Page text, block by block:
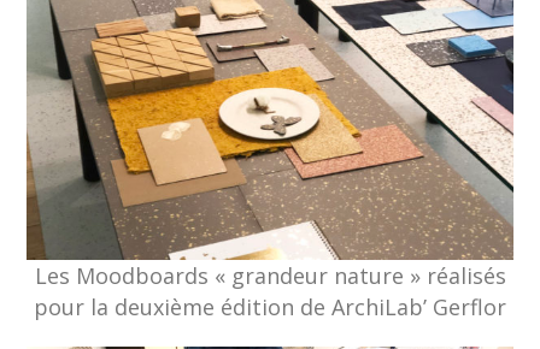
Les Moodboards « grandeur nature » réalisés
pour la deuxième édition de ArchiLab’ Gerflor